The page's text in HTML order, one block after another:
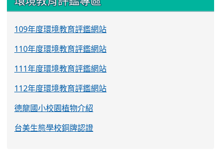
109年度環境教育評鑑網站
110年度環境教育評鑑網站
111年度環境教育評鑑網站
112年度環境教育評鑑網站
德龍國小校園植物介紹
台美生態學校銅牌認證